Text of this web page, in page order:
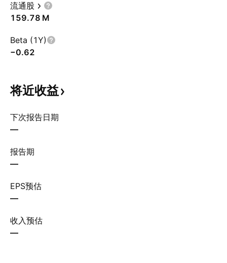
流通股
‪159.78 M‬
Beta (1Y)
−0.62
将近收益
下次报告日期
—
报告期
—
EPS预估
—
收入预估
—